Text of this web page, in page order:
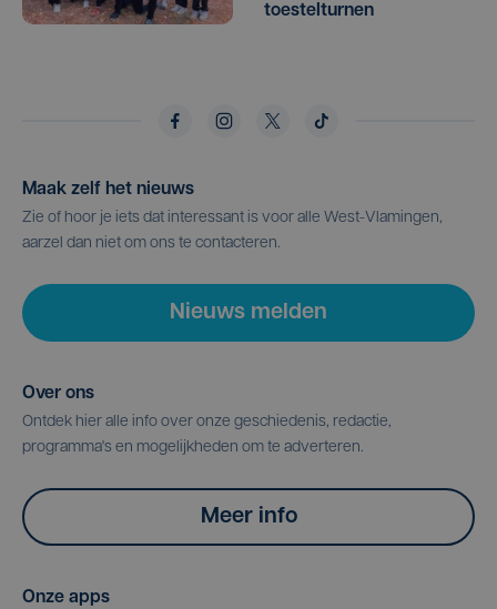
toestelturnen
Maak zelf het nieuws
Zie of hoor je iets dat interessant is voor alle West-Vlamingen,
aarzel dan niet om ons te contacteren.
Nieuws melden
Over ons
Ontdek hier alle info over onze geschiedenis, redactie,
programma's en mogelijkheden om te adverteren.
Meer info
Onze apps